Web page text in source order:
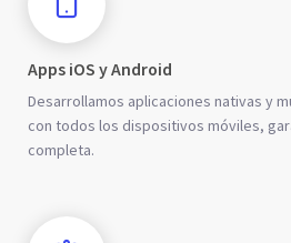
Apps iOS y Android
Desarrollamos aplicaciones nativas y
con todos los dispositivos móviles,
completa.